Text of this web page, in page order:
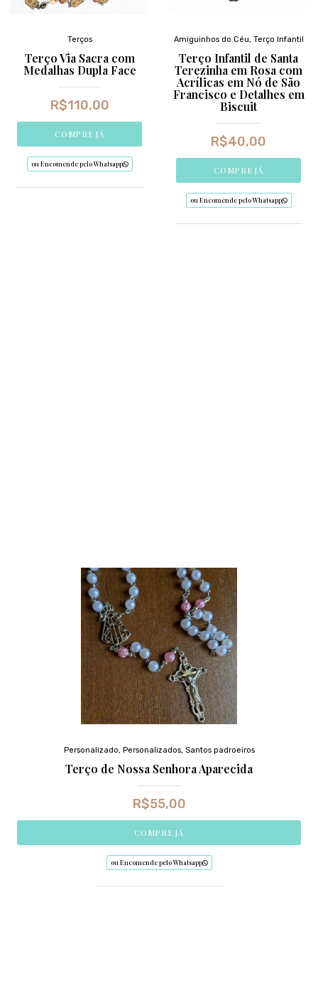
Terços
Terço Via Sacra com
Medalhas Dupla Face
R$110,00
COMPRE JÁ
ou Encomende pelo Whatsapp
Amiguinhos do Céu, Terço Infantil
Terço Infantil de Santa
Terezinha em Rosa com
Acrílicas em Nó de São
Francisco e Detalhes em
Biscuit
R$40,00
COMPRE JÁ
ou Encomende pelo Whatsapp
Personalizado, Personalizados, Santos padroeiros
Terço de Nossa Senhora Aparecida
R$55,00
COMPRE JÁ
ou Encomende pelo Whatsapp